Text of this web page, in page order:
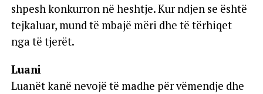
shpesh konkurron në heshtje. Kur ndjen se është
tejkaluar, mund të mbajë mëri dhe të tërhiqet
nga të tjerët.
Luani
Luanët kanë nevojë të madhe për vëmendje dhe